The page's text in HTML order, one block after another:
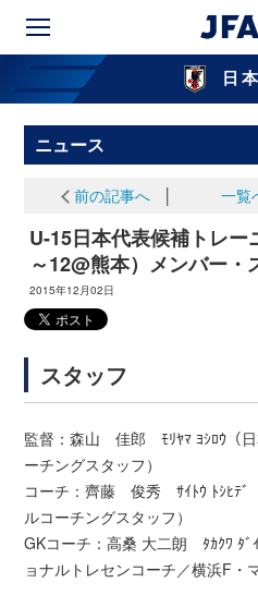
日
ニュース
前の記事へ 一覧
U-15日本代表候補トレ
～12@熊本）メンバー・
2015年12月02日
スタッフ
監督：森山 佳郎 ﾓﾘﾔﾏ ﾖｼﾛｳ（日
ーチングスタッフ）
コーチ：齊藤 俊秀 ｻｲﾄｳ ﾄｼﾋﾃﾞ
ルコーチングスタッフ）
GKコーチ：高桑 大二朗 ﾀｶｸﾜ ﾀﾞ
ョナルトレセンコーチ／横浜F・